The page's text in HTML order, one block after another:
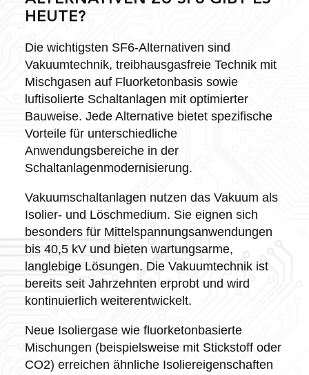
HEUTE?
Die wichtigsten SF6-Alternativen sind
Vakuumtechnik, treibhausgasfreie Technik mit
Mischgasen auf Fluorketonbasis sowie
luftisolierte Schaltanlagen mit optimierter
Bauweise. Jede Alternative bietet spezifische
Vorteile für unterschiedliche
Anwendungsbereiche in der
Schaltanlagenmodernisierung.
Vakuumschaltanlagen nutzen das Vakuum als
Isolier- und Löschmedium. Sie eignen sich
besonders für Mittelspannungsanwendungen
bis 40,5 kV und bieten wartungsarme,
langlebige Lösungen. Die Vakuumtechnik ist
bereits seit Jahrzehnten erprobt und wird
kontinuierlich weiterentwickelt.
Neue Isoliergase wie fluorketonbasierte
Mischungen (beispielsweise mit Stickstoff oder
CO2) erreichen ähnliche Isoliereigenschaften